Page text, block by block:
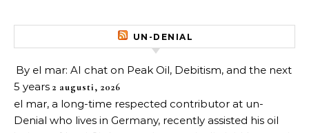
UN-DENIAL
By el mar: AI chat on Peak Oil, Debitism, and the next
5 years 2 augusti, 2026
el mar, a long-time respected contributor at un-
Denial who lives in Germany, recently assisted his oil